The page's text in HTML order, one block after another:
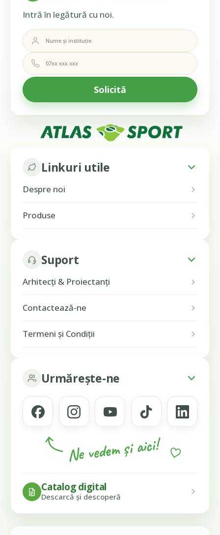
Linkuri utile
Despre noi
Produse
Suport
Arhitecți & Proiectanți
Contactează-ne
Termeni și Condiții
Urmărește-ne
Ne vedem și aici!
Catalog digital
Descarcă și descoperă
Intră în legătură cu noi.